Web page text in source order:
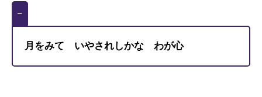
–
月をみて いやされしかな わが心